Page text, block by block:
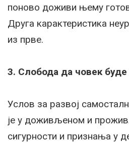
поново доживи њему
Друга карактеристика
из прве.
3. Слобода да човек буде
Услов за развој
је у доживљеном и
сигурности и признања у